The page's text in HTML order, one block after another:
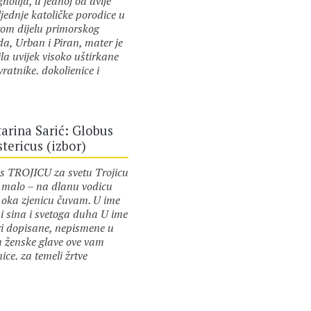
katoličke porodice u
dijelu primorskog
Urban i Piran, mater je
uvijek visoko uštirkane
dokoljenice i
discipline, u
strahu da njena
bujna ljepota ne krene
muške pa da završi
joj, za koju govore
lokalna fuksa koja visi za
i dočekuje pomorce
nogu. Tu Marijinu
Gospavinu nepokornu
Nikoliju, Niku, jedne, što
što od južine, pijane
Sarić: Globus
(izbor)
TROJICU za svetu Trojicu
– na dlanu vodicu
zjenicu čuvam. U ime
sina i svetoga duha U ime
dopisane, nepismene u
ženske glave ove vam
za temelj žrtve